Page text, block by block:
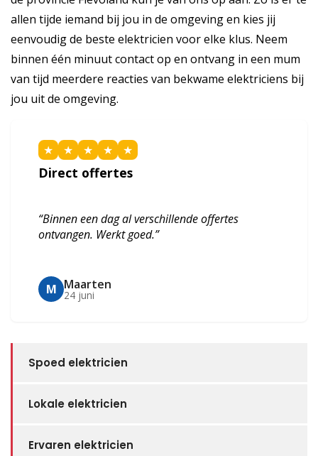
allen tijde iemand bij jou in de omgeving en kies jij
eenvoudig de beste elektricien voor elke klus. Neem
binnen één minuut contact op en ontvang in een mum
van tijd meerdere reacties van bekwame elektriciens bij
jou uit de omgeving.
★ ★ ★ ★ ★
Direct offertes
“Binnen een dag al verschillende offertes
ontvangen. Werkt goed.”
M Maarten
24 juni
Spoed elektricien
Lokale elektricien
Ervaren elektricien